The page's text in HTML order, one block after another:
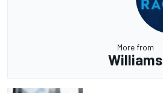
More from
Williams